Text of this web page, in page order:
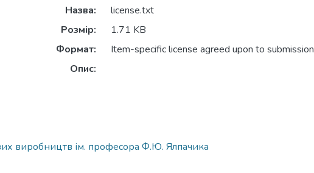
Назва:
license.txt
Розмір:
1.71 KB
Формат:
Item-specific license agreed upon to submission
Опис:
виробництв ім. професора Ф.Ю. Ялпачика